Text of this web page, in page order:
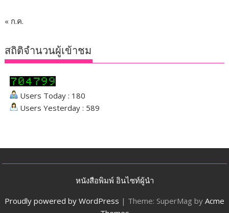
« ก.ค.
สถิติจำนวนผู้เข้าชม
Users Today : 180
Users Yesterday : 589
หนังสือพิมพ์ อินไซท์ผู้นำ
Proudly powered by WordPress | Theme: SuperMag by Acme